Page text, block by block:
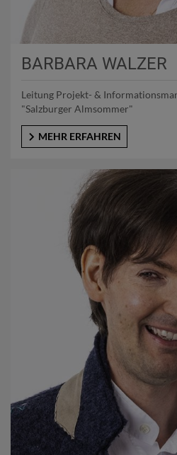
BARBARA WALZER
Leitung Projekt- &
"Salzburger Almsommer"
MEHR ERFAHREN